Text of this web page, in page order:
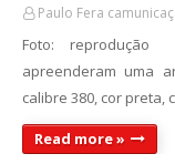
Paulo Fera
Foto: reprodução
apreenderam uma
calibre 380, cor preta,
Read more »